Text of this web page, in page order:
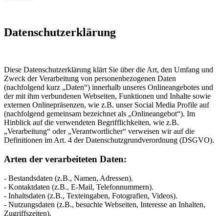
Datenschutzerklärung
Diese Datenschutzerklärung klärt Sie über die Art, den Umfang und
Zweck der Verarbeitung von personenbezogenen Daten
(nachfolgend kurz „Daten“) innerhalb unseres Onlineangebotes und
der mit ihm verbundenen Webseiten, Funktionen und Inhalte sowie
externen Onlinepräsenzen, wie z.B. unser Social Media Profile auf
(nachfolgend gemeinsam bezeichnet als „Onlineangebot“). Im
Hinblick auf die verwendeten Begrifflichkeiten, wie z.B.
„Verarbeitung“ oder „Verantwortlicher“ verweisen wir auf die
Definitionen im Art. 4 der Datenschutzgrundverordnung (DSGVO).
Arten der verarbeiteten Daten:
- Bestandsdaten (z.B., Namen, Adressen).
- Kontaktdaten (z.B., E-Mail, Telefonnummern).
- Inhaltsdaten (z.B., Texteingaben, Fotografien, Videos).
- Nutzungsdaten (z.B., besuchte Webseiten, Interesse an Inhalten,
Zugriffszeiten).